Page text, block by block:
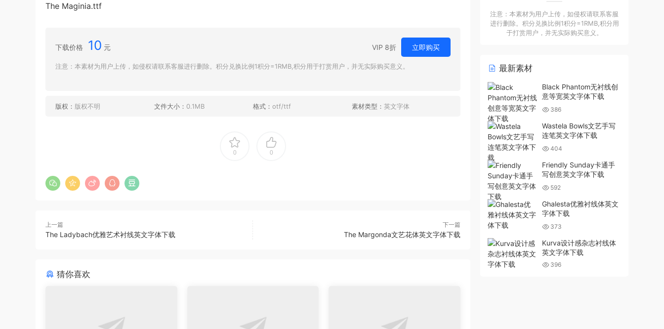
The Maginia.ttf
下载价格 10 元 VIP 8折 立即购买
注意：本素材为用户上传，如侵权请联系客服进行删除。积分兑换比例1积分=1RMB,积分用于打赏用户，并无实际购买意义。
版权： 版权不明 文件大小： 0.1MB 格式： otf/ttf 素材类型： 英文字体
0 0
上一篇
The Ladybach优雅艺术衬线英文字体下载
下一篇
The Margonda文艺花体英文字体下载
猜你喜欢
注意：本素材为用户上传，如侵权请联系客服
进行删除。积分兑换比例1积分=1RMB,积分用
于打赏用户，并无实际购买意义。
最新素材
Black Phantom无衬线创
意等宽英文字体下载
386
Wastela Bowls文艺手写
连笔英文字体下载
404
Friendly Sunday卡通手
写创意英文字体下载
592
Ghalesta优雅衬线体英文
字体下载
373
Kurva设计感杂志衬线体
英文字体下载
396